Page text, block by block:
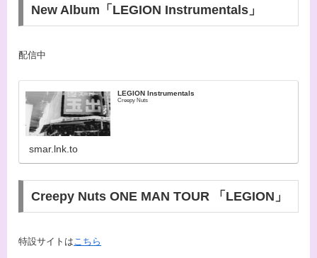
New Album「LEGION Instrumentals」
配信中
LEGION Instrumentals
Creepy Nuts
smar.lnk.to
Creepy Nuts ONE MAN TOUR 「LEGION」
特設サイトは こちら